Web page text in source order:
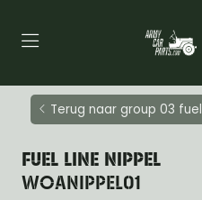
Terug naar group 03 fuel
FUEL LINE NIPPEL
WOANIPPEL01